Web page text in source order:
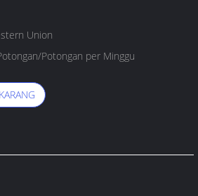
Union
Potongan per Minggu